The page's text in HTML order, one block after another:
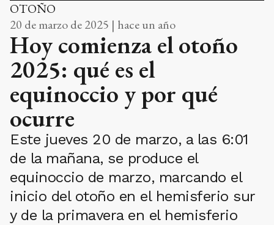
OTOÑO
20 de marzo de 2025 | hace un año
Hoy comienza el otoño
2025: qué es el
equinoccio y por qué
ocurre
Este jueves 20 de marzo, a las 6:01
de la mañana, se produce el
equinoccio de marzo, marcando el
inicio del otoño en el hemisferio sur
y de la primavera en el hemisferio